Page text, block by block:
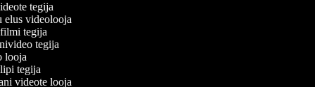
tegija
elus videolooja
filmi tegija
tegija
looja
tegija
videote looja